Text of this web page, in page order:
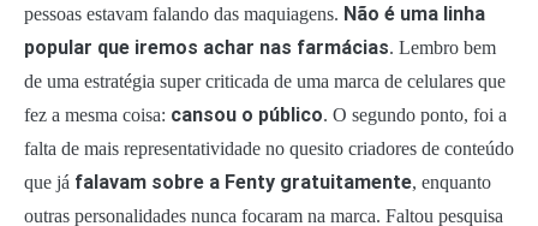
pessoas estavam falando das maquiagens. Não é uma linha
popular que iremos achar nas farmácias. Lembro bem
de uma estratégia super criticada de uma marca de celulares que
fez a mesma coisa: cansou o público. O segundo ponto, foi a
falta de mais representatividade no quesito criadores de conteúdo
que já falavam sobre a Fenty gratuitamente, enquanto
outras personalidades nunca focaram na marca. Faltou pesquisa